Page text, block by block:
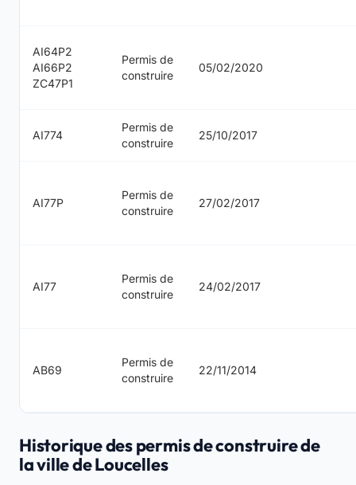
AI64P2
AI66P2
ZC47P1
Permis de
construire
05/02/2020
AI774
Permis de
construire
25/10/2017
AI77P
Permis de
construire
27/02/2017
AI77
Permis de
construire
24/02/2017
AB69
Permis de
construire
22/11/2014
Historique des permis de construire de
la ville de Loucelles